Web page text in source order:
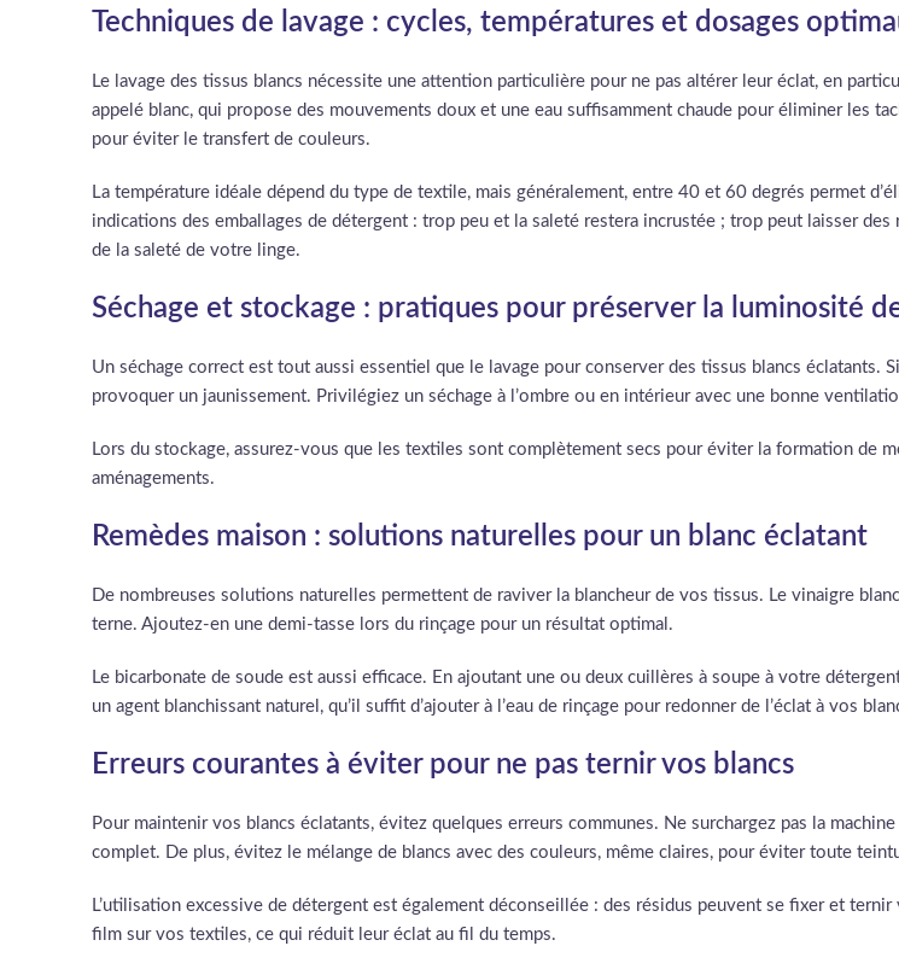
Techniques de lavage : cycles, températures et dosages
Le lavage des tissus blancs nécessite une attention particulière pour ne pas altérer leur éclat, en
appelé blanc, qui propose des mouvements doux et une eau suffisamment chaude pour éliminer les
pour éviter le transfert de couleurs.
La température idéale dépend du type de textile, mais généralement, entre 40 et 60 degrés permet
indications des emballages de détergent : trop peu et la saleté restera incrustée ; trop peut laisser
de la saleté de votre linge.
Séchage et stockage : pratiques pour préserver la luminosité
Un séchage correct est tout aussi essentiel que le lavage pour conserver des tissus blancs
provoquer un jaunissement. Privilégiez un séchage à l’ombre ou en intérieur avec une bonne
Lors du stockage, assurez-vous que les textiles sont complètement secs pour éviter la formation de
aménagements.
Remèdes maison : solutions naturelles pour un blanc éclatant
De nombreuses solutions naturelles permettent de raviver la blancheur de vos tissus. Le vinaigre
terne. Ajoutez-en une demi-tasse lors du rinçage pour un résultat optimal.
Le bicarbonate de soude est aussi efficace. En ajoutant une ou deux cuillères à soupe à votre
un agent blanchissant naturel, qu’il suffit d’ajouter à l’eau de rinçage pour redonner de l’éclat à vos
Erreurs courantes à éviter pour ne pas ternir vos blancs
Pour maintenir vos blancs éclatants, évitez quelques erreurs communes. Ne surchargez pas la
complet. De plus, évitez le mélange de blancs avec des couleurs, même claires, pour éviter toute
L’utilisation excessive de détergent est également déconseillée : des résidus peuvent se fixer et
film sur vos textiles, ce qui réduit leur éclat au fil du temps.